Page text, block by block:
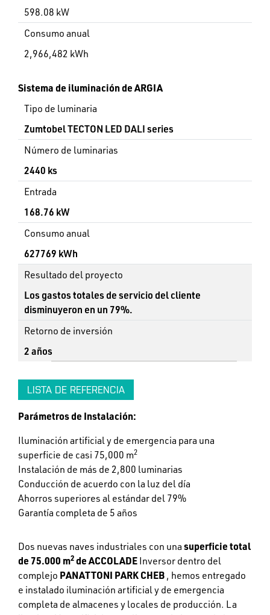
598.08 kW
Consumo anual
2,966,482 kWh
Sistema de iluminación de ARGIA
Tipo de luminaria
Zumtobel TECTON LED DALI series
Número de luminarias
2440 ks
Entrada
168.76 kW
Consumo anual
627769 kWh
Resultado del proyecto
Los gastos totales de servicio del cliente
disminuyeron en un 79%.
Retorno de inversión
2 años
LISTA DE REFERENCIA
Parámetros de Instalación:
Iluminación artificial y de emergencia para una
superficie de casi 75,000 m2
Instalación de más de 2,800 luminarias
Conducción de acuerdo con la luz del día
Ahorros superiores al estándar del 79%
Garantía completa de 5 años
Dos nuevas naves industriales con unasuperficie total
de 75.000 m2de ACCOLADEInversor dentro del
complejo PANATTONI PARK CHEB, hemos entregado
e instalado iluminación artificial y de emergencia
completa de almacenes y locales de producción. La